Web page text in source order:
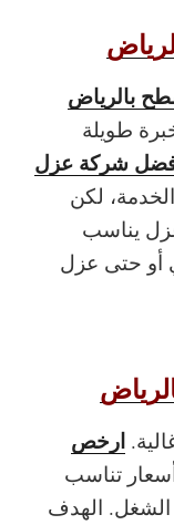
بالرياض
طويلة
شركة عزل
لكن
يناسب
أو حتى عزل
ارخص
تناسب
الشغل. الهدف